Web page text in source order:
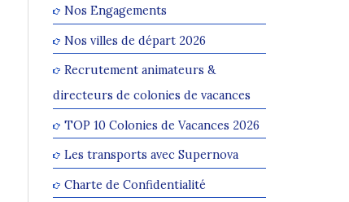
Nos Engagements
Nos villes de départ 2026
Recrutement animateurs &
directeurs de colonies de vacances
TOP 10 Colonies de Vacances 2026
Les transports avec Supernova
Charte de Confidentialité